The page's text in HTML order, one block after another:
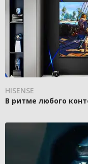
HISENSE
В ритме любого